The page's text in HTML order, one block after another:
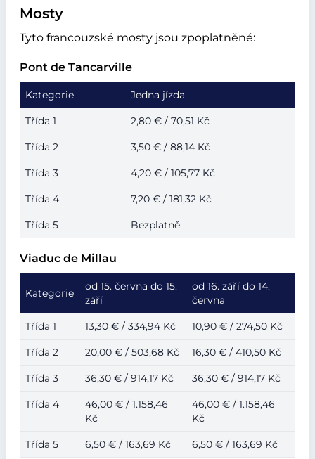
Mosty
Tyto francouzské mosty jsou zpoplatněné:
Pont de Tancarville
Kategorie Jedna jízda
Třída 1 2,80 € / 70,51 Kč
Třída 2 3,50 € / 88,14 Kč
Třída 3 4,20 € / 105,77 Kč
Třída 4 7,20 € / 181,32 Kč
Třída 5 Bezplatně
Viaduc de Millau
Kategorie
od 15. června do 15.
září
od 16. září do 14.
června
Třída 1 13,30 € / 334,94 Kč 10,90 € / 274,50 Kč
Třída 2 20,00 € / 503,68 Kč 16,30 € / 410,50 Kč
Třída 3 36,30 € / 914,17 Kč 36,30 € / 914,17 Kč
Třída 4
46,00 € / 1.158,46
Kč
46,00 € / 1.158,46
Kč
Třída 5 6,50 € / 163,69 Kč 6,50 € / 163,69 Kč